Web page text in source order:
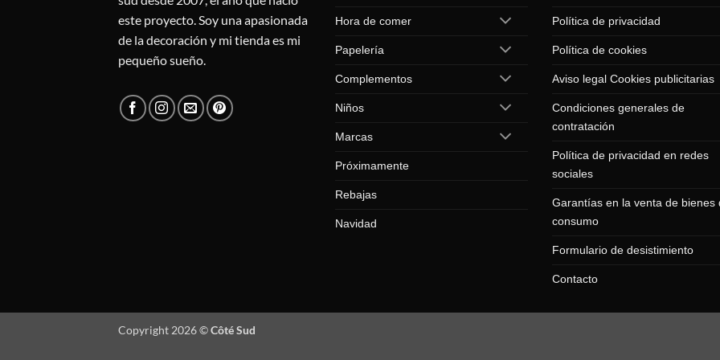
este proyecto. Soy una apasionada
de la decoración y mi tienda es mi
pequeño sueño.
Hora de comer
Papelería
Complementos
Niños
Marcas
Próximamente
Rebajas
Navidad
Política de privacidad
Política de cookies
Aviso legal Cookies publicitarias
Condiciones generales de
contratación
Política de privacidad en redes
sociales
Garantías en la venta de bienes
consumo
Formulario de desistimiento
Contacto
Copyright 2026 ©Côté Sud